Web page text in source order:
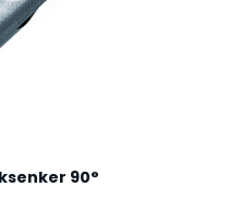
90°